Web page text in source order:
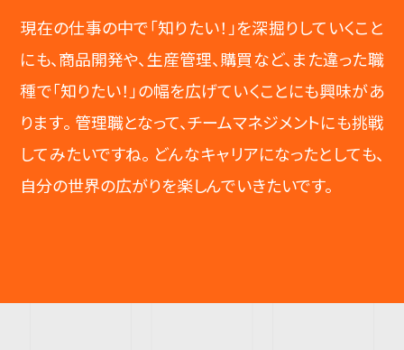
現在の仕事の中で「知りたい！」を深掘りしていくこと
にも、商品開発や、生産管理、購買など、また違った職
種で「知りたい！」の幅を広げていくことにも興味があ
ります。 管理職となって、チームマネジメントにも挑戦
してみたいですね。 どんなキャリアになったとしても、
自分の世界の広がりを楽しんでいきたいです。